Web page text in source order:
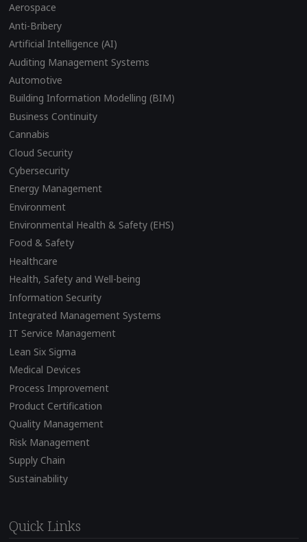
Aerospace
Anti-Bribery
Artificial Intelligence (AI)
Auditing Management Systems
Automotive
Building Information Modelling (BIM)
Business Continuity
Cannabis
Cloud Security
Cybersecurity
Energy Management
Environment
Environmental Health & Safety (EHS)
Food & Safety
Healthcare
Health, Safety and Well-being
Information Security
Integrated Management Systems
IT Service Management
Lean Six Sigma
Medical Devices
Process Improvement
Product Certification
Quality Management
Risk Management
Supply Chain
Sustainability
Quick Links